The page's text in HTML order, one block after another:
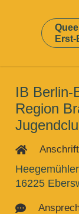
IB Berlin-
Region
 Anschrift
16225
